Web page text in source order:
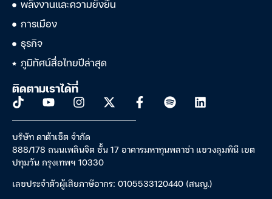
พลังงานและความยั่งยืน
การเมือง
ธุรกิจ
ภูมิทัศน์สื่อไทยปีล่าสุด
ติดตามเราได้ที่
บริษัท ดาต้าเซ็ต จำกัด
888/178 ถนนเพลินจิต ชั้น 17 อาคารมหาทุนพลาซ่า แขวงลุมพินี เขต
ปทุมวัน กรุงเทพฯ 10330
เลขประจำตัวผู้เสียภาษีอากร: 0105533120440 (สนญ.)